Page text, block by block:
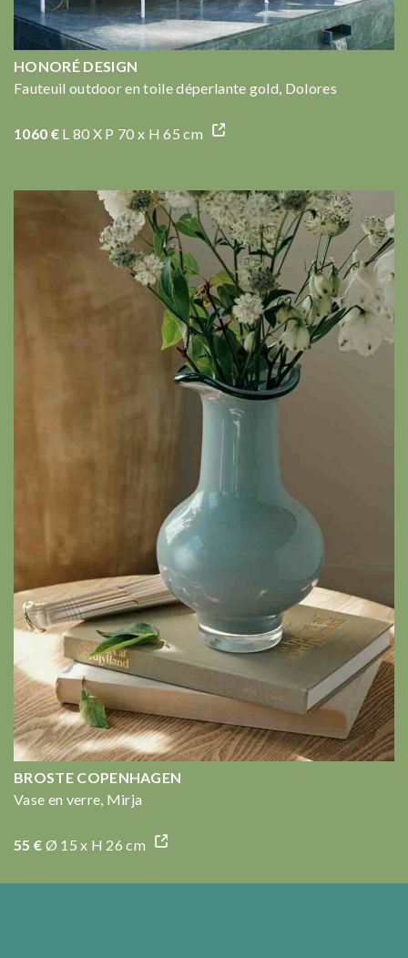
HONORÉ DESIGN
Fauteuil outdoor en toile déperlante gold, Dolores
1060 €L 80 X P 70 x H 65 cm
BROSTE COPENHAGEN
Vase en verre, Mirja
55 € Ø 15 x H 26 cm